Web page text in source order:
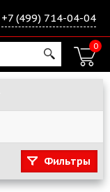
+7 (499) 714-04-04
0
Фильтры